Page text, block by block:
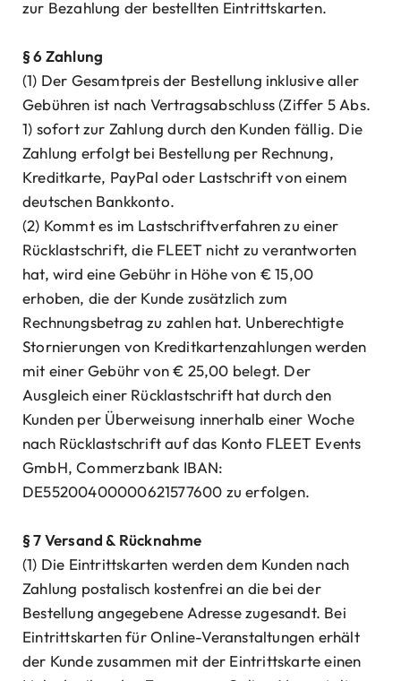
zur Bezahlung der bestellten Eintrittskarten.
§ 6 Zahlung
(1) Der Gesamtpreis der Bestellung inklusive aller
Gebühren ist nach Vertragsabschluss (Ziffer 5 Abs.
1) sofort zur Zahlung durch den Kunden fällig. Die
Zahlung erfolgt bei Bestellung per Rechnung,
Kreditkarte, PayPal oder Lastschrift von einem
deutschen Bankkonto.
(2) Kommt es im Lastschriftverfahren zu einer
Rücklastschrift, die FLEET nicht zu verantworten
hat, wird eine Gebühr in Höhe von € 15,00
erhoben, die der Kunde zusätzlich zum
Rechnungsbetrag zu zahlen hat. Unberechtigte
Stornierungen von Kreditkartenzahlungen werden
mit einer Gebühr von € 25,00 belegt. Der
Ausgleich einer Rücklastschrift hat durch den
Kunden per Überweisung innerhalb einer Woche
nach Rücklastschrift auf das Konto FLEET Events
GmbH, Commerzbank IBAN:
DE55200400000621577600 zu erfolgen.
§ 7 Versand & Rücknahme
(1) Die Eintrittskarten werden dem Kunden nach
Zahlung postalisch kostenfrei an die bei der
Bestellung angegebene Adresse zugesandt. Bei
Eintrittskarten für Online-Veranstaltungen erhält
der Kunde zusammen mit der Eintrittskarte einen